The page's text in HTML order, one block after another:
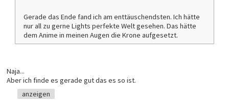
Gerade das Ende fand ich am enttäuschendsten. Ich hätte
nur all zu gerne Lights perfekte Welt gesehen. Das hätte
dem Anime in meinen Augen die Krone aufgesetzt.
Naja...
Aber ich finde es gerade gut das es so ist.
anzeigen